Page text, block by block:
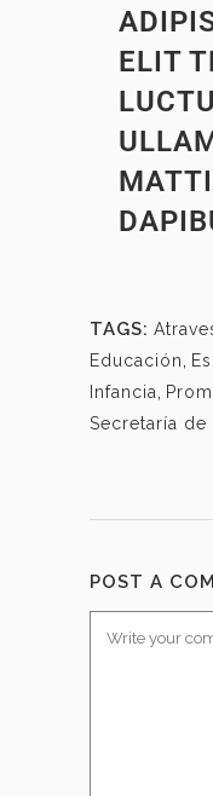
ELIT
TAGS:
Educación
Infancia
Secretaría
POST A